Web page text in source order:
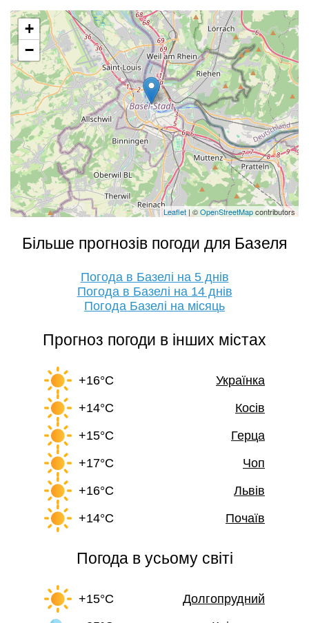
+
−
Leaflet | ©OpenStreetMapcontributors
Більше прогнозів погоди для Базеля
Погода в Базелі на 5 днів
Погода в Базелі на 14 днів
Погода Базелі на місяць
Прогноз погоди в інших містах
+16°C
Українка
+14°C
Косів
+15°C
Герца
+17°C
Чоп
+16°C
Львів
+14°C
Почаїв
Погода в усьому світі
+15°C
Долгопрудний